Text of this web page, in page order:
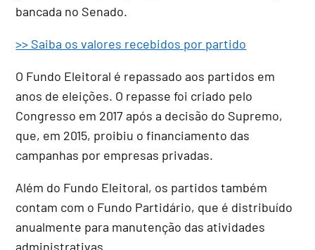
bancada no Senado.
>> Saiba os valores recebidos por partido
O Fundo Eleitoral é repassado aos partidos em
anos de eleições. O repasse foi criado pelo
Congresso em 2017 após a decisão do Supremo,
que, em 2015, proibiu o financiamento das
campanhas por empresas privadas.
Além do Fundo Eleitoral, os partidos também
contam com o Fundo Partidário, que é distribuído
anualmente para manutenção das atividades
administrativas.